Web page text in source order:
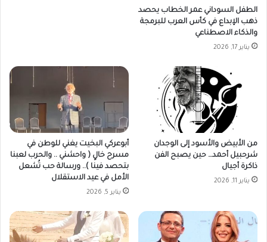
الطفل السوداني عمر الخطاب يحصد
ذهب الإبداع في كأس العرب للبرمجة
والذكاء الاصطناعي
يناير 17, 2026
من الأبيض والأسود إلى الوجدان
شرحبيل أحمد… حين يصبح الفن
ذاكرة أجيال
يناير 11, 2026
أبوعركي البخيت يغني للوطن في
مسرح خالٍ ( واحشني .. والحرب لعبنا
بتحصد فينا ).. ورسالة حب تُشعل
الأمل في عيد الاستقلال
يناير 5, 2026